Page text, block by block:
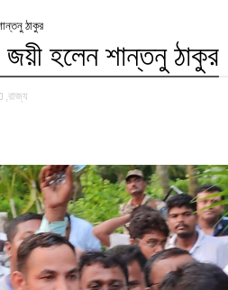
ঠাকুর
জয়ী হলেন শান্তনু ঠাকুর
,রাজ্য